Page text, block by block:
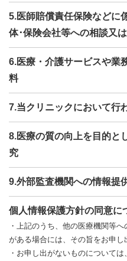
5.医師賠償責任保険などに
体･保険会社等への相談又
6.医療・介護サービスや業
料
7.当クリニックにおいて行
8.医療の質の向上を目的と
究
9.外部監査機関への情報提
個人情報保護方針の同意に
・上記のうち、他の医療機関等
がある場合には、その旨をお申し
・お申し出がないものについて